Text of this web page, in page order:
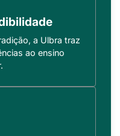
a Ulbra traz
ao ensino